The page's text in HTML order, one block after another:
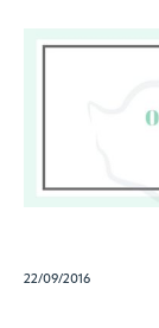
22/09/2016